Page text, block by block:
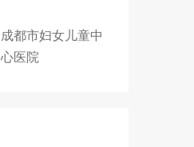
成都市妇女儿童中
心医院